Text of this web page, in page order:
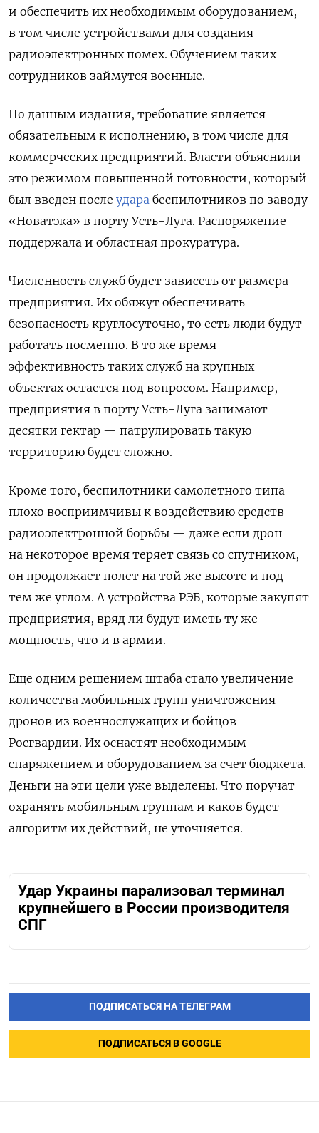
и обеспечить их необходимым оборудованием,
в том числе устройствами для создания
радиоэлектронных помех. Обучением таких
сотрудников займутся военные.
По данным издания, требование является
обязательным к исполнению, в том числе для
коммерческих предприятий. Власти объяснили
это режимом повышенной готовности, который
был введен после удара беспилотников по заводу
«Новатэка» в порту Усть-Луга. Распоряжение
поддержала и областная прокуратура.
Численность служб будет зависеть от размера
предприятия. Их обяжут обеспечивать
безопасность круглосуточно, то есть люди будут
работать посменно. В то же время
эффективность таких служб на крупных
объектах остается под вопросом. Например,
предприятия в порту Усть-Луга занимают
десятки гектар — патрулировать такую
территорию будет сложно.
Кроме того, беспилотники самолетного типа
плохо восприимчивы к воздействию средств
радиоэлектронной борьбы — даже если дрон
на некоторое время теряет связь со спутником,
он продолжает полет на той же высоте и под
тем же углом. А устройства РЭБ, которые закупят
предприятия, вряд ли будут иметь ту же
мощность, что и в армии.
Еще одним решением штаба стало увеличение
количества мобильных групп уничтожения
дронов из военнослужащих и бойцов
Росгвардии. Их оснастят необходимым
снаряжением и оборудованием за счет бюджета.
Деньги на эти цели уже выделены. Что поручат
охранять мобильным группам и каков будет
алгоритм их действий, не уточняется.
Удар Украины парализовал терминал
крупнейшего в России производителя
СПГ
ПОДПИСАТЬСЯ НА ТЕЛЕГРАМ
ПОДПИСАТЬСЯ В GOOGLE